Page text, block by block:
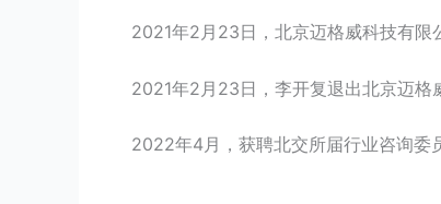
2021年2月23日，北京迈格威科技有限
2021年2月23日，李开复退出北京迈格
2022年4月，获聘北交所届行业咨询委